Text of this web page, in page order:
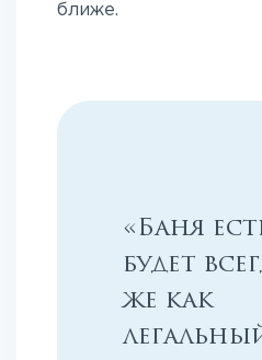
ближе.
«Баня
будет
же как